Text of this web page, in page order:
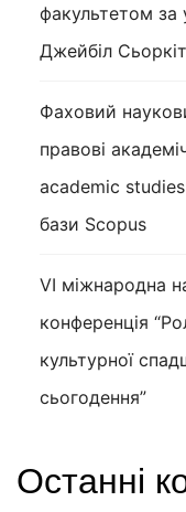
факультетом за
Джейбіл
Фаховий
правові
academic
бази Scopus
VI міжнародна
конференція
культурної
сьогодення”
Останні